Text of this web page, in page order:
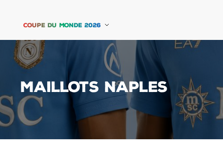
COUPE DU MONDE 2026
MAILLOTS NAPLES